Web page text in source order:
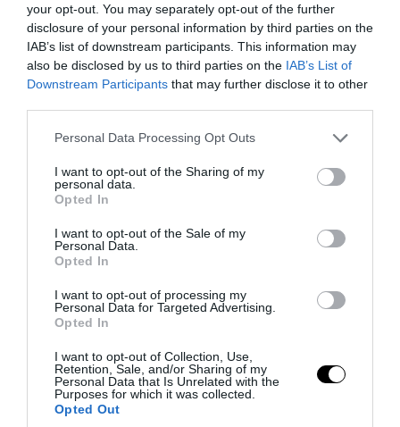
your opt-out. You may separately opt-out of the further
disclosure of your personal information by third parties on the
IAB’s list of downstream participants. This information may
also be disclosed by us to third parties on the IAB’s List of
Downstream Participants that may further disclose it to other
Please note that this website/app uses one or more Google
not limited to your visit or usage behaviour. You may click to
grant or deny consent to Google and its third-party tags to
use your data for below specified purposes in below Google
consent section.
Personal Data Processing Opt Outs
I want to opt-out of the Sharing of my
personal data.
Opted In
I want to opt-out of the Sale of my
Personal Data.
Opted In
I want to opt-out of processing my
Personal Data for Targeted Advertising.
Opted In
I want to opt-out of Collection, Use,
Retention, Sale, and/or Sharing of my
Personal Data that Is Unrelated with the
Purposes for which it was collected.
Opted Out
Karen bejelentést tett a dekoráció miatt a hatóságoknál, így
szükséges lett a kisfiú is a
című filmből, és
érkeztek kicsi karácsonyi patkányok is az orvos mellé. Lehet, hogy
tényleg díjat érdemelne ez a veranda, ugye?